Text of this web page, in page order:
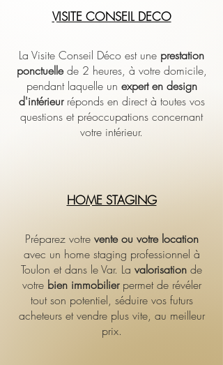
VISITE CONSEIL DECO
La Visite Conseil Déco est une prestation
ponctuellede 2 heures, à votre domicile,
pendant laquelle un expert en design
d'intérieurréponds en direct à toutes vos
questions et préoccupations concernant
votre intérieur.
HOME STAGING
Préparez votre vente ou votre location
avec un home staging professionnel à
Toulon et dans le Var. La valorisation de
votre bien immobilierpermet de révéler
tout son potentiel, séduire vos futurs
acheteurs et vendre plus vite, au meilleur
prix.